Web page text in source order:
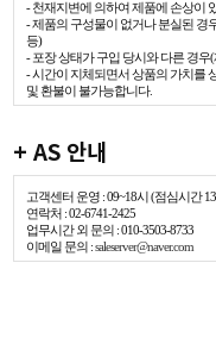
- 천재지변에 의하여 제품에 손상이
- 제품의 구성물이 없거나 분실된 경
등)
- 포장 상태가 구입 당시와 다른 경
- 시간이 지체되면서 상품의 가치를
및 환불이 불가능합니다.
+ AS 안내
고객센터 운영 : 09~18시 (점심시간
연락처 : 02-6741-2425
업무시간 외 문의 : 010-3503-8733
이메일 문의 :saleserver@naver.com